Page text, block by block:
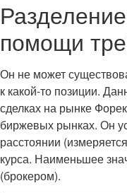
помощи
Он не может
к какой-то позиции.
сделках на рынке
биржевых рынках. Он
расстоянии
курса. Наименьшее
(брокером).